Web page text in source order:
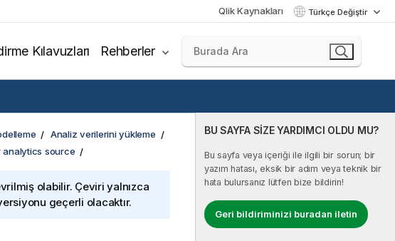
Qlik Kaynakları Türkçe Değiştir
Kılavuzları Rehberler
BU SAYFA SİZE YARDIMCI OLDU MU?
Bu sayfa veya içeriği ile ilgili bir sorun; bir
yazım hatası, eksik bir adım veya teknik bir
hata bulursanız lütfen bize bildirin!
Geri bildiriminizi buradan iletin
Analiz verilerini yükleme
analytics source
olabilir. Çeviri yalnızca
geçerli olacaktır.